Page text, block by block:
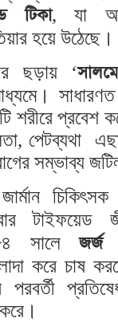
টিকা, যা
হয়ে উঠেছে।
ছড়ায় ‘
শরীরে প্রবেশ
পেটব্যথা
সম্ভাব্য
টাইফয়েড
সালেজর্জ
করে চাষ